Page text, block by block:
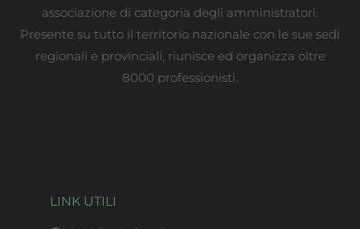
associazione di categoria degli amministratori.
Presente su tutto il territorio nazionale con le sue sedi
regionali e provinciali, riunisce ed organizza oltre
8000 professionisti.
LINK UTILI